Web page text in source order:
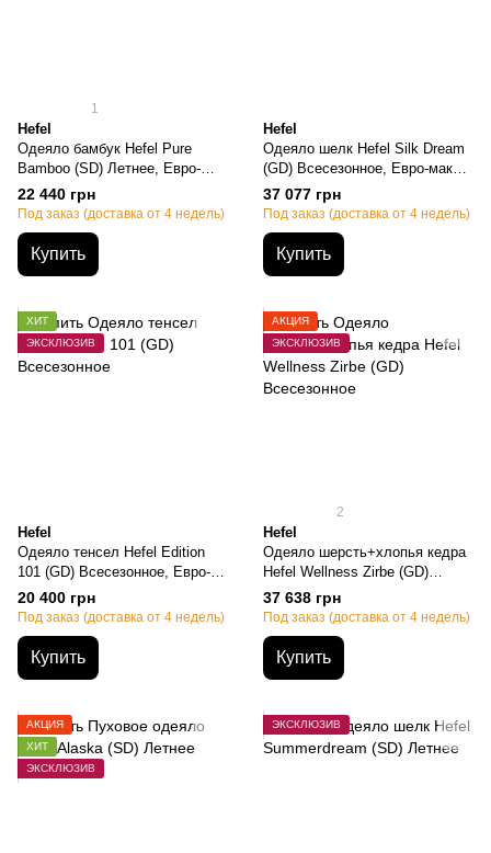
1
Hefel
Одеяло бамбук Hefel Pure
Bamboo (SD) Летнее, Евро-
макси, 220х240см, 950 грамм
22 440 грн
Под заказ (доставка от 4 недель)
Купить
Hefel
Одеяло шелк Hefel Silk Dream
(GD) Всесезонное, Евро-макси,
220х240см, 2270 грамм
37 077 грн
Под заказ (доставка от 4 недель)
Купить
ХИТ
ЭКСКЛЮЗИВ
Hefel
Одеяло тенсел Hefel Edition
101 (GD) Всесезонное, Евро-
макси, 220х240см, 2270 грамм
20 400 грн
Под заказ (доставка от 4 недель)
Купить
АКЦИЯ
ЭКСКЛЮЗИВ
2
Hefel
Одеяло шерсть+хлопья кедра
Hefel Wellness Zirbe (GD)
Всесезонное, Евро-макси,
220х240см, 1900+300 грамм
37 638 грн
Под заказ (доставка от 4 недель)
Купить
АКЦИЯ
ХИТ
ЭКСКЛЮЗИВ
ЭКСКЛЮЗИВ